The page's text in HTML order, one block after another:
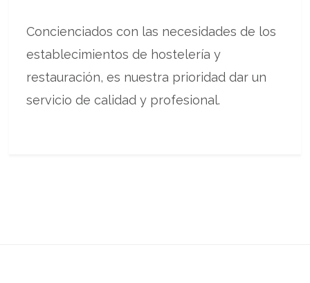
Concienciados con las necesidades de los
establecimientos de hostelería y
restauración, es nuestra prioridad dar un
servicio de calidad y profesional.